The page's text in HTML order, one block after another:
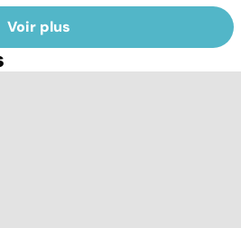
Voir plus